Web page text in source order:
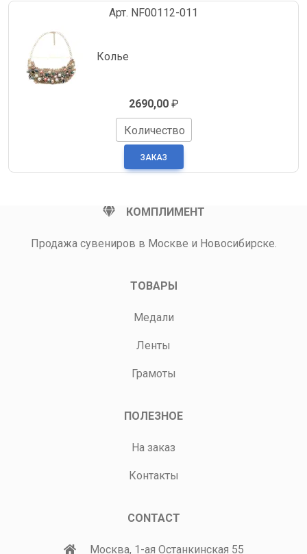
Арт. NF00112-011
Колье
2690,00₽
Количество
КОМПЛИМЕНТ
Продажа сувениров в Москве и Новосибирске.
ТОВАРЫ
Медали
Ленты
Грамоты
ПОЛЕЗНОЕ
На заказ
Контакты
CONTACT
Москва, 1-ая Останкинская 55